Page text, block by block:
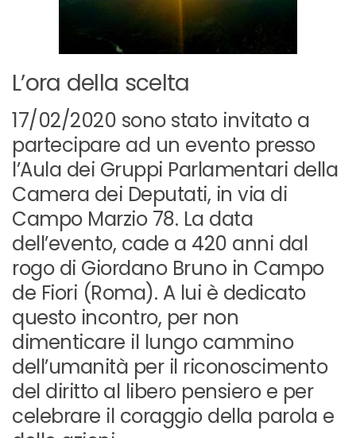
L’ora della scelta
17/02/2020 sono stato invitato a
partecipare ad un evento presso
l’Aula dei Gruppi Parlamentari della
Camera dei Deputati, in via di
Campo Marzio 78. La data
dell’evento, cade a 420 anni dal
rogo di Giordano Bruno in Campo
de Fiori (Roma). A lui è dedicato
questo incontro, per non
dimenticare il lungo cammino
dell’umanità per il riconoscimento
del diritto al libero pensiero e per
celebrare il coraggio della parola e